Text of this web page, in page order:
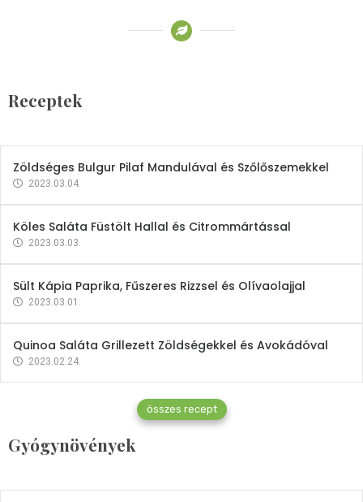
Receptek
2023.03.06.
Zöldséges Bulgur Pilaf Mandulával és Szőlőszemekkel
2023.03.04.
Köles Saláta Füstölt Hallal és Citrommártással
2023.03.03.
Sült Kápia Paprika, Fűszeres Rizzsel és Olívaolajjal
2023.03.01.
Quinoa Saláta Grillezett Zöldségekkel és Avokádóval
2023.02.24.
összes recept
Gyógynövények
Gyógynövények
Mindent a petrezselyemről
2023.12.21.